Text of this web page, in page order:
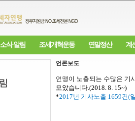
소식·알림 조세개혁운동 연말정산 계
언론보도
연맹이 노출되는 수많은 기
모았습니다.(2018. 8. 15~)
*2017년 기사노출 1659건(